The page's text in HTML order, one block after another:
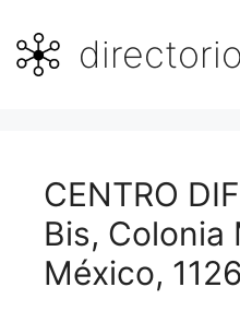
contenido
CENTRO
Bis, Colonia
México,